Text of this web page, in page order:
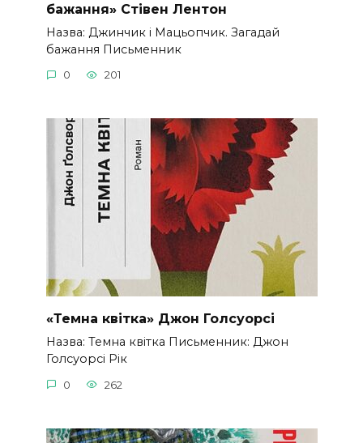
бажання» Стівен Лентон
Назва: Джинчик і Мацьопчик. Загадай
бажання Письменник
0 201
«Темна квітка» Джон Голсуорсі
Назва: Темна квітка Письменник: Джон
Голсуорсі Рік
0 262